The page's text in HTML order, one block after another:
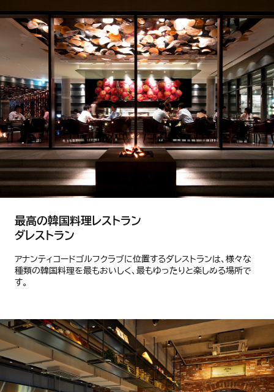
最高の韓国料理レストラン
ダレストラン
アナンティコードゴルフクラブに位置するダレストランは、様々な
種類の韓国料理を最もおいしく、最もゆったりと楽しめる場所で
す。